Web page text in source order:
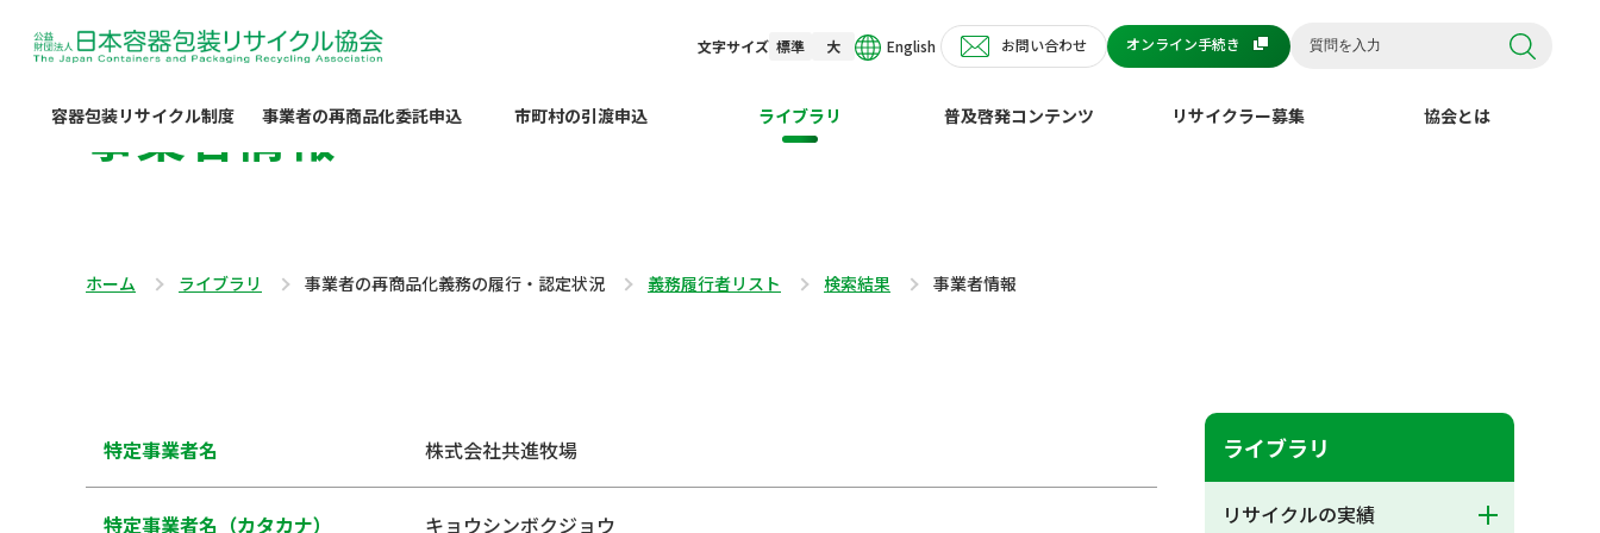
文字サイズ 標準 大 English お問い合わせ オンライン手続き
容器包装リサイクル制度 事業者の再商品化委託申込 市町村の引渡申込 ライブラリ 普及啓発コンテンツ リサイクラー募集 協会とは
事業者情報
ホーム ライブラリ 事業者の再商品化義務の履行・認定状況 義務履行者リスト 検索結果 事業者情報
特定事業者名 株式会社共進牧場
特定事業者名（カタカナ） キョウシンボクジョウ
ライブラリ
リサイクルの実績